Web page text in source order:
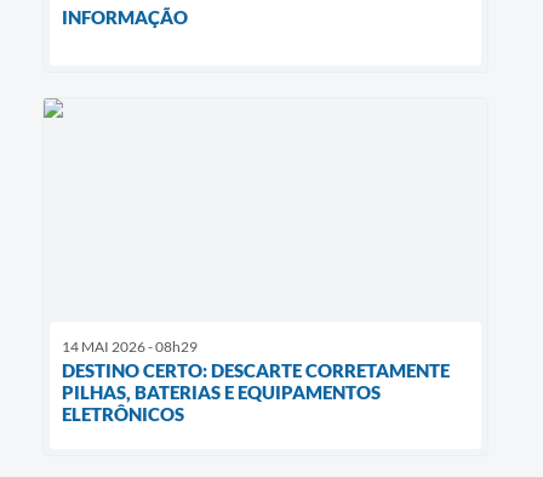
INFORMAÇÃO
14 MAI 2026 - 08h29
DESTINO CERTO: DESCARTE CORRETAMENTE
PILHAS, BATERIAS E EQUIPAMENTOS
ELETRÔNICOS